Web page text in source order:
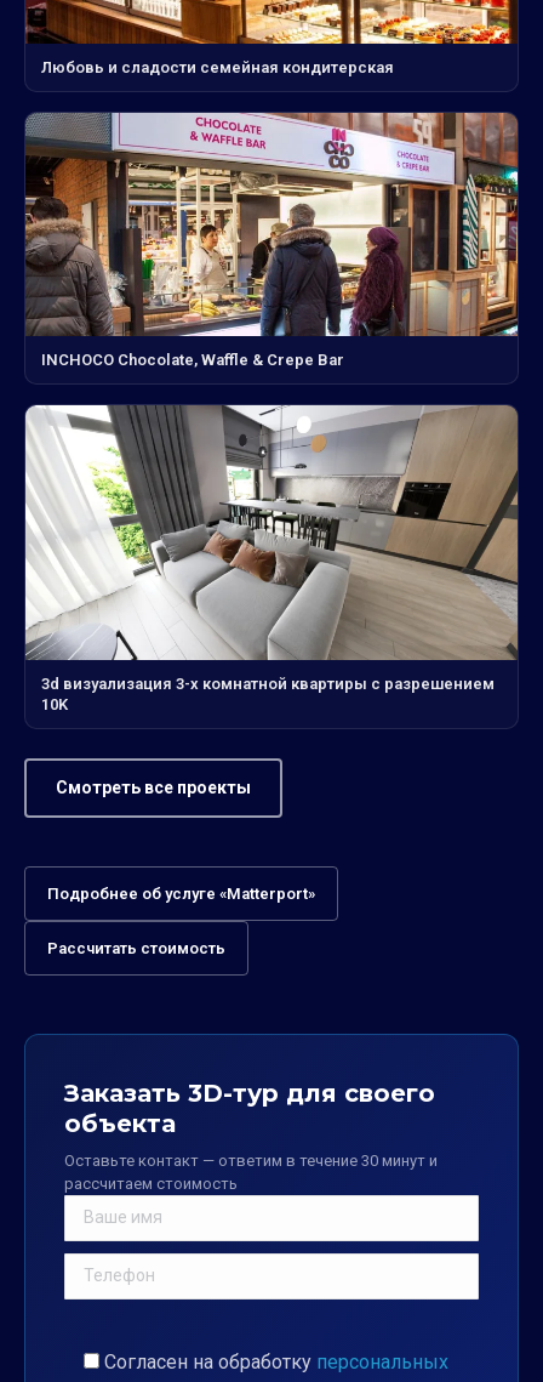
Любовь и сладости семейная кондитерская
INCHOCO Chocolate, Waffle & Crepe Bar
3d визуализация 3-х комнатной квартиры с разрешением
10K
Смотреть все проекты
Подробнее об услуге «Matterport»
Рассчитать стоимость
Заказать 3D-тур для своего
объекта
Оставьте контакт — ответим в течение 30 минут и
рассчитаем стоимость
Согласен на обработку персональных